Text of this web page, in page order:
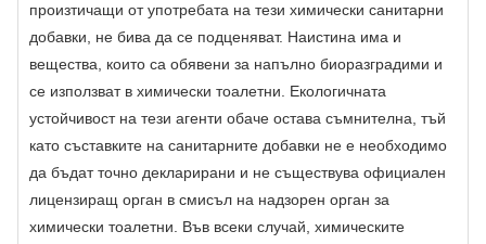
произтичащи от употребата на тези химически санитарни
добавки, не бива да се подценяват. Наистина има и
вещества, които са обявени за напълно биоразградими и
се използват в химически тоалетни. Екологичната
устойчивост на тези агенти обаче остава съмнителна, тъй
като съставките на санитарните добавки не е необходимо
да бъдат точно декларирани и не съществува официален
лицензиращ орган в смисъл на надзорен орган за
химически тоалетни. Във всеки случай, химическите